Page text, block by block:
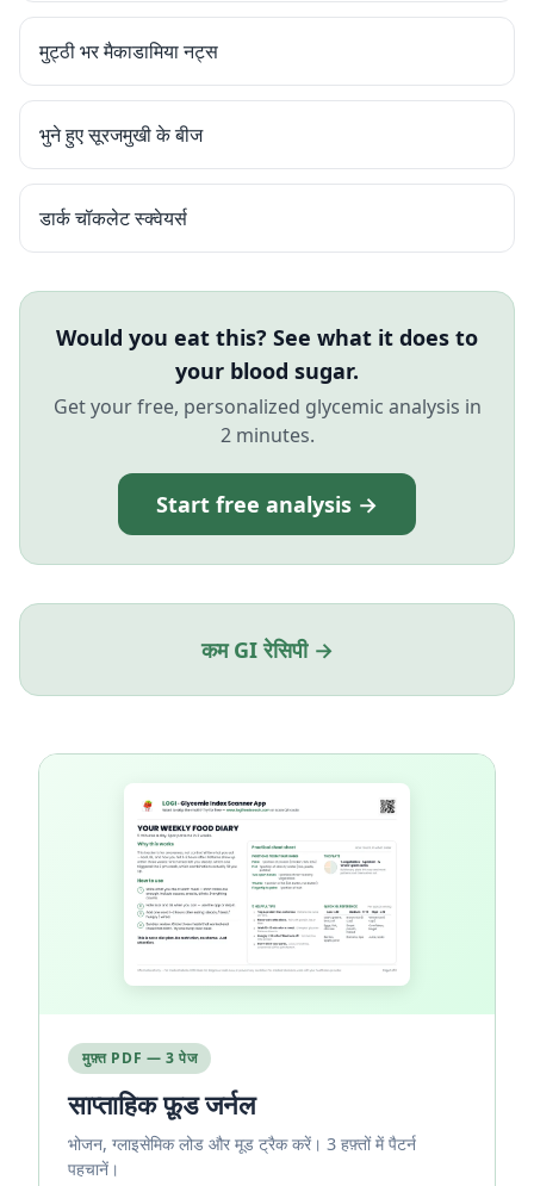
मुट्ठी भर मैकाडामिया नट्स
भुने हुए सूरजमुखी के बीज
डार्क चॉकलेट स्क्वेयर्स
Would you eat this? See what it does to
your blood sugar.
Get your free, personalized glycemic analysis in
2 minutes.
Start free analysis →
कम GI रेसिपी →
मुफ़्त PDF — 3 पेज
साप्ताहिक फ़ूड जर्नल
भोजन, ग्लाइसेमिक लोड और मूड ट्रैक करें। 3 हफ़्तों में पैटर्न
पहचानें।